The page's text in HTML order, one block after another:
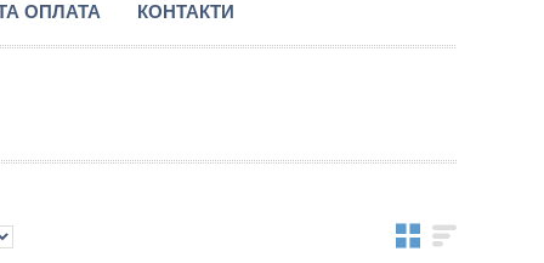
ОПЛАТА КОНТАКТИ